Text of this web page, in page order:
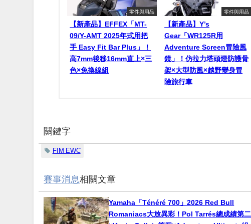
零件與用品
【新產品】EFFEX「MT-
09/Y-AMT 2025年式用把
手 Easy Fit Bar Plus」！
高7mm後移16mm直上×三
色×免換線組
零件與用品
【新產品】Y’s
Gear「WR125R用
Adventure Screen冒險風
鏡」！仿拉力塔頭燈防護骨
架×大型防風×越野變身冒
險旅行車
關鍵字
FIM EWC
賽事消息相關文章
Yamaha「Ténéré 700」2026 Red Bull
Romaniacs大放異彩！Pol Tarrés總成績第二